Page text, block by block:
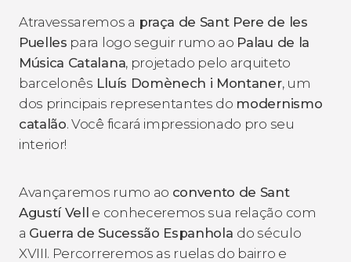
Atravessaremos a praça de Sant Pere de les
Puelles para logo seguir rumo ao Palau de la
Música Catalana, projetado pelo arquiteto
barcelonês Lluís Domènech i Montaner, um
dos principais representantes do modernismo
catalão. Você ficará impressionado pro seu
interior!
Avançaremos rumo ao convento de Sant
Agustí Vell e conheceremos sua relação com
a Guerra de Sucessão Espanhola do século
XVIII. Percorreremos as ruelas do bairro e